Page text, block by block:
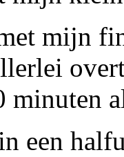
mijn
een